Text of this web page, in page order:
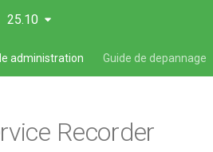
25.10
administration Guide de depannage
Recorder